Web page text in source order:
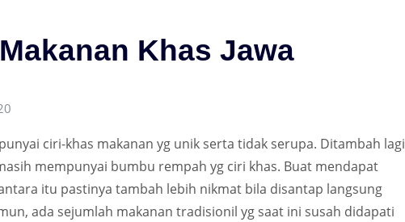
Khas Jawa
ciri-khas makanan yg unik serta tidak serupa. Ditambah lagi
mempunyai bumbu rempah yg ciri khas. Buat mendapat
itu pastinya tambah lebih nikmat bila disantap langsung
ada sejumlah makanan tradisionil yg saat ini susah didapati